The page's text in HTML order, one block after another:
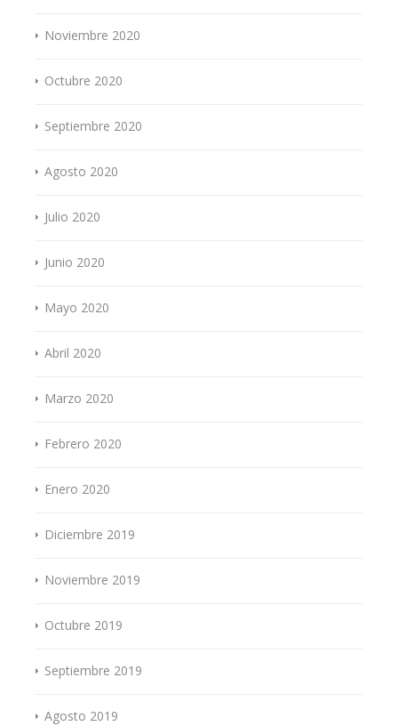
Noviembre 2020
Octubre 2020
Septiembre 2020
Agosto 2020
Julio 2020
Junio 2020
Mayo 2020
Abril 2020
Marzo 2020
Febrero 2020
Enero 2020
Diciembre 2019
Noviembre 2019
Octubre 2019
Septiembre 2019
Agosto 2019